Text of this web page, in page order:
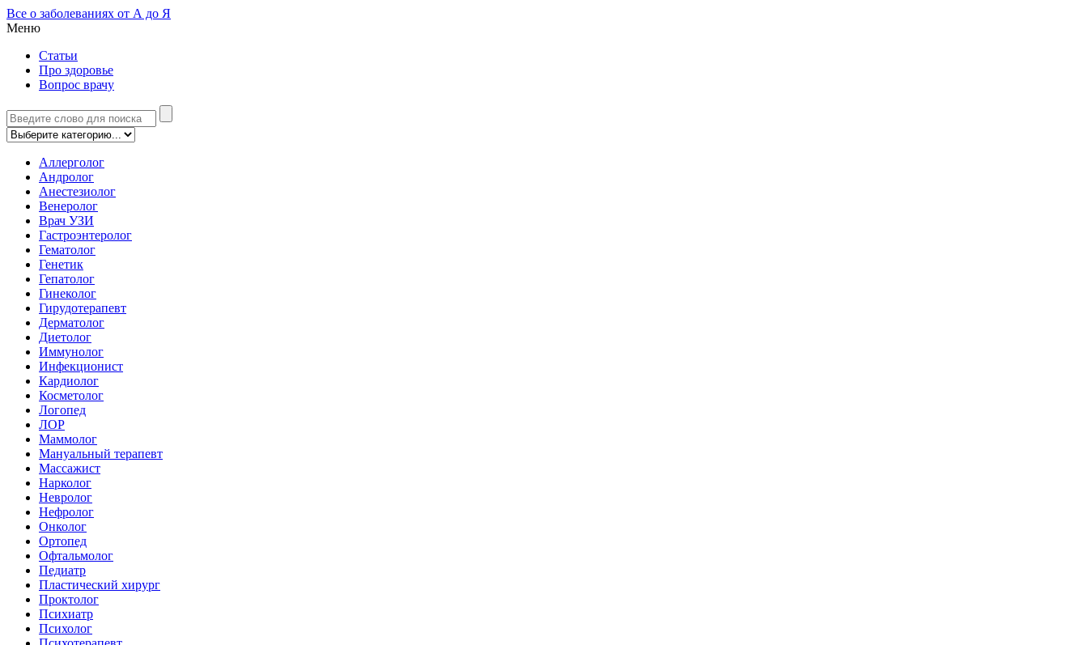
Все о заболеваниях от А до Я
Меню
Статьи
Про здоровье
Вопрос врачу
Аллерголог
Андролог
Анестезиолог
Венеролог
Врач УЗИ
Гастроэнтеролог
Гематолог
Генетик
Гепатолог
Гинеколог
Гирудотерапевт
Дерматолог
Диетолог
Иммунолог
Инфекционист
Кардиолог
Косметолог
Логопед
ЛОР
Маммолог
Мануальный терапевт
Массажист
Нарколог
Невролог
Нефролог
Онколог
Ортопед
Офтальмолог
Педиатр
Пластический хирург
Проктолог
Психиатр
Психолог